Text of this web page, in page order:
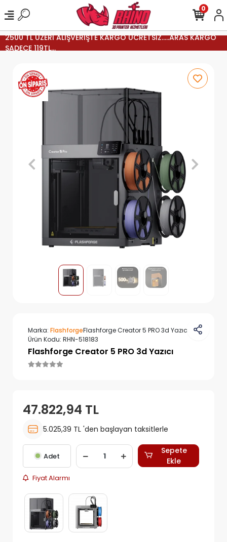
2500 TL ÜZERİ ALIŞVERİŞTE KARGO ÜCRETSİZ.....ARAS KARGO
SADECE 119TL...
0
Marka: FlashforgeFlashforge Creator 5 PRO 3d Yazıcı
Ürün Kodu: RHN-518183
Flashforge Creator 5 PRO 3d Yazıcı
47.822,94 TL
5.025,39 TL 'den başlayan taksitlerle
Adet
Sepete
Ekle
Fiyat Alarmı